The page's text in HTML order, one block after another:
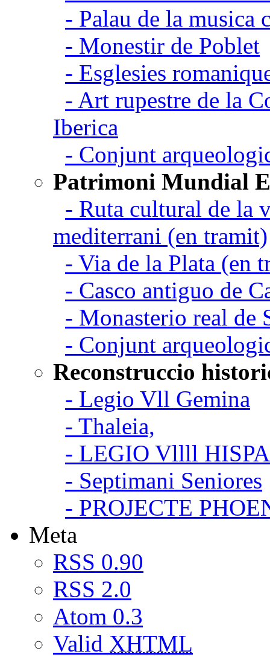
- Palau de la musica
- Monestir de Poblet
- Esglesies
- Art rupestre de la
Iberica
- Conjunt
Patrimoni Mundial
- Ruta cultural de la
mediterrani (en tramit)
- Via de la Plata (en
- Casco antiguo de
- Monasterio real de
- Conjunt
Reconstruccio
- Legio Vll Gemina
- Thaleia,
- LEGIO Vllll
- Septimani Seniores
- PROJECTE
Meta
RSS 0.90
RSS 2.0
Atom 0.3
Valid XHTML